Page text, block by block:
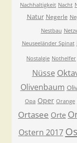
Nachhaltigkeit Nacht
Natur Negerle
Nestbau
Neuseeländer Spinat
Nostalgie Nothelfer
Nüsse
Olivenbaum
Opa Oper Orange
Ortasee Orte
Ostern 2017